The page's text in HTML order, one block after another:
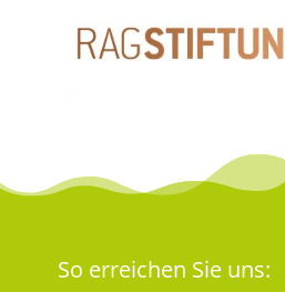
So erreichen Sie uns: